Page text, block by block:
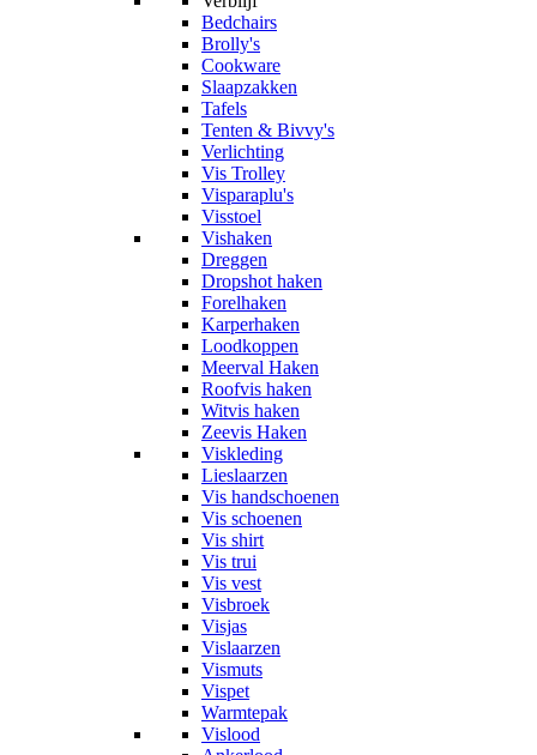
Bedchairs
Brolly's
Cookware
Slaapzakken
Tafels
Tenten & Bivvy's
Verlichting
Vis Trolley
Visparaplu's
Visstoel
Vishaken
Dreggen
Dropshot haken
Forelhaken
Karperhaken
Loodkoppen
Meerval Haken
Roofvis haken
Witvis haken
Zeevis Haken
Viskleding
Lieslaarzen
Vis handschoenen
Vis schoenen
Vis shirt
Vis trui
Vis vest
Visbroek
Visjas
Vislaarzen
Vismuts
Vispet
Warmtepak
Vislood